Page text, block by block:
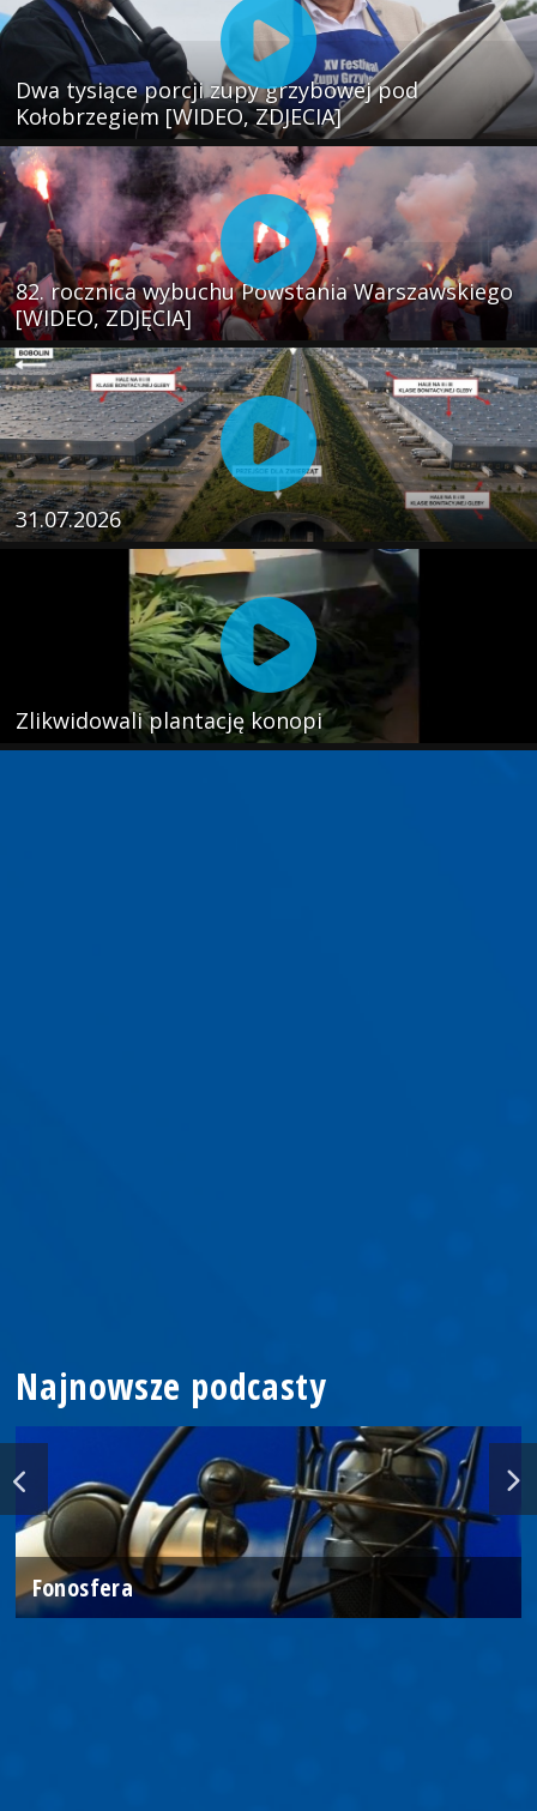
Dwa tysiące porcji zupy grzybowej pod
Kołobrzegiem [WIDEO, ZDJECIA]
82. rocznica wybuchu Powstania Warszawskiego
[WIDEO, ZDJĘCIA]
31.07.2026
Zlikwidowali plantację konopi
Najnowsze podcasty
Fonosfera